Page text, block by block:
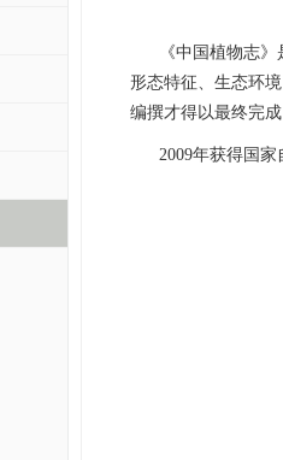
《中国植物志
形态特征、生态环
编撰才得以最终完
2009年获得国